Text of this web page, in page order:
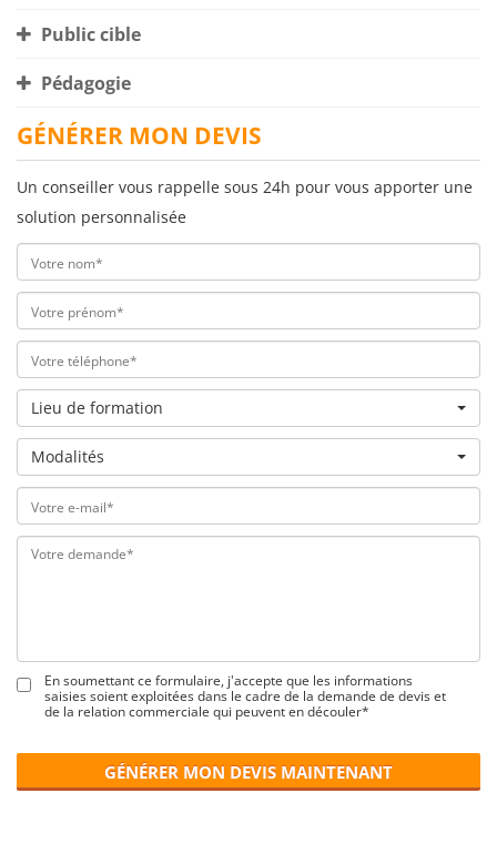
Public cible
Pédagogie
GÉNÉRER MON DEVIS
Un conseiller vous rappelle sous 24h pour vous apporter une
solution personnalisée
Lieu de formation
Modalités
En soumettant ce formulaire, j'accepte que les informations
saisies soient exploitées dans le cadre de la demande de devis et
de la relation commerciale qui peuvent en découler*
GÉNÉRER MON DEVIS MAINTENANT